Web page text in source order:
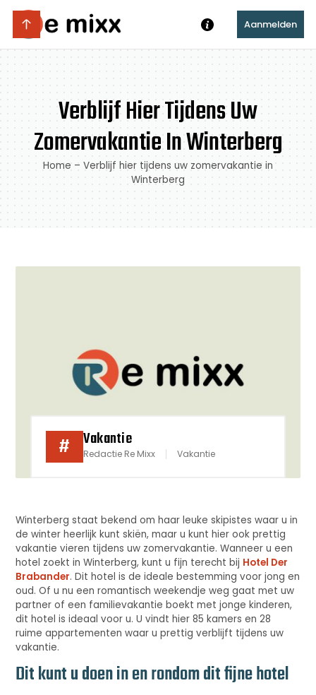
Aanmelden
Verblijf Hier Tijdens Uw
Zomervakantie In Winterberg
Home – Verblijf hier tijdens uw zomervakantie in
Winterberg
# Vakantie
Redactie Re Mixx Vakantie
Winterberg staat bekend om haar leuke skipistes waar u in
de winter heerlijk kunt skiën, maar u kunt hier ook prettig
vakantie vieren tijdens uw zomervakantie. Wanneer u een
hotel zoekt in Winterberg, kunt u fijn terecht bij Hotel Der
Brabander. Dit hotel is de ideale bestemming voor jong en
oud. Of u nu een romantisch weekendje weg gaat met uw
partner of een familievakantie boekt met jonge kinderen,
dit hotel is ideaal voor u. U vindt hier 85 kamers en 28
ruime appartementen waar u prettig verblijft tijdens uw
vakantie.
Dit kunt u doen in en rondom dit fijne hotel